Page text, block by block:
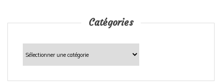
Catégories
Catégories